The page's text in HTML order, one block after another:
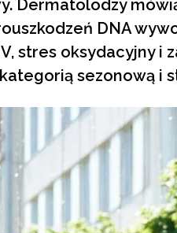
Dermatolodzy
DNA
stres oksydacyjny i
sezonową